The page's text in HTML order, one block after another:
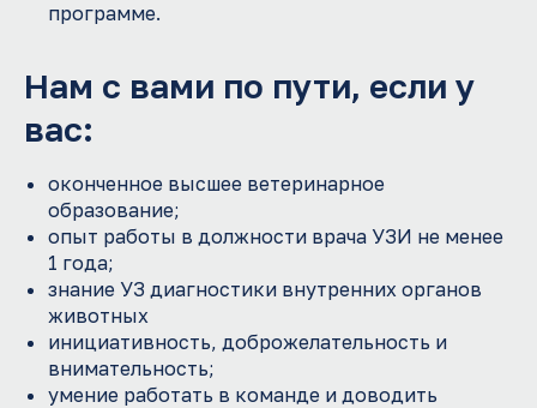
программе.
Нам с вами по пути, если у
вас:
оконченное высшее ветеринарное
образование;
опыт работы в должности врача УЗИ не менее
1 года;
знание УЗ диагностики внутренних органов
животных
инициативность, доброжелательность и
внимательность;
умение работать в команде и доводить